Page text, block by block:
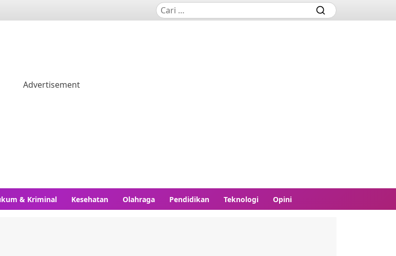
& Kriminal Kesehatan Olahraga Pendidikan Teknologi Opini